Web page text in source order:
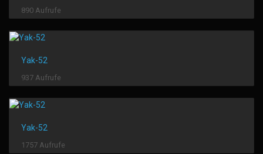
890 Aufrufe
Yak-52
937 Aufrufe
Yak-52
1757 Aufrufe